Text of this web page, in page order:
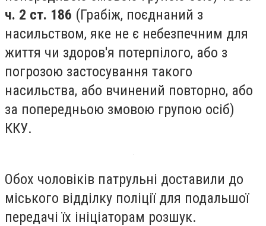
ч. 2 ст. 186 (Грабіж, поєднаний з
насильством, яке не є небезпечним для
життя чи здоров'я потерпілого, або з
погрозою застосування такого
насильства, або вчинений повторно, або
за попередньою змовою групою осіб)
ККУ.
Обох чоловіків патрульні доставили до
міського відділку поліції для подальшої
передачі їх ініціаторам розшук.